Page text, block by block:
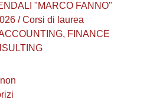
"MARCO FANNO"
/ Corsi di laurea
FINANCE